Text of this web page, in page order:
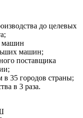
до целевых
машин
машин;
поставщика
в 35 городов страны;
в 3 раза.